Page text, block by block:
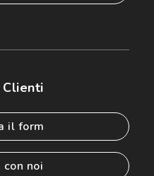
il form
noi